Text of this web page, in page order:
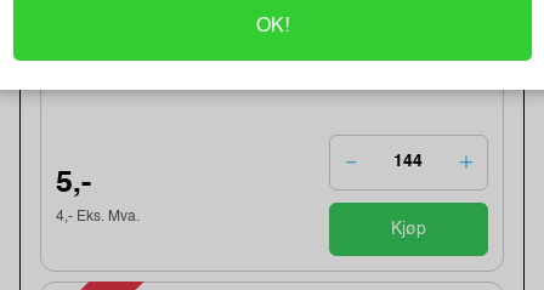
Varenummer:225034 /7100296531
5,-
4,- Eks. Mva.
Kjøp
OK!